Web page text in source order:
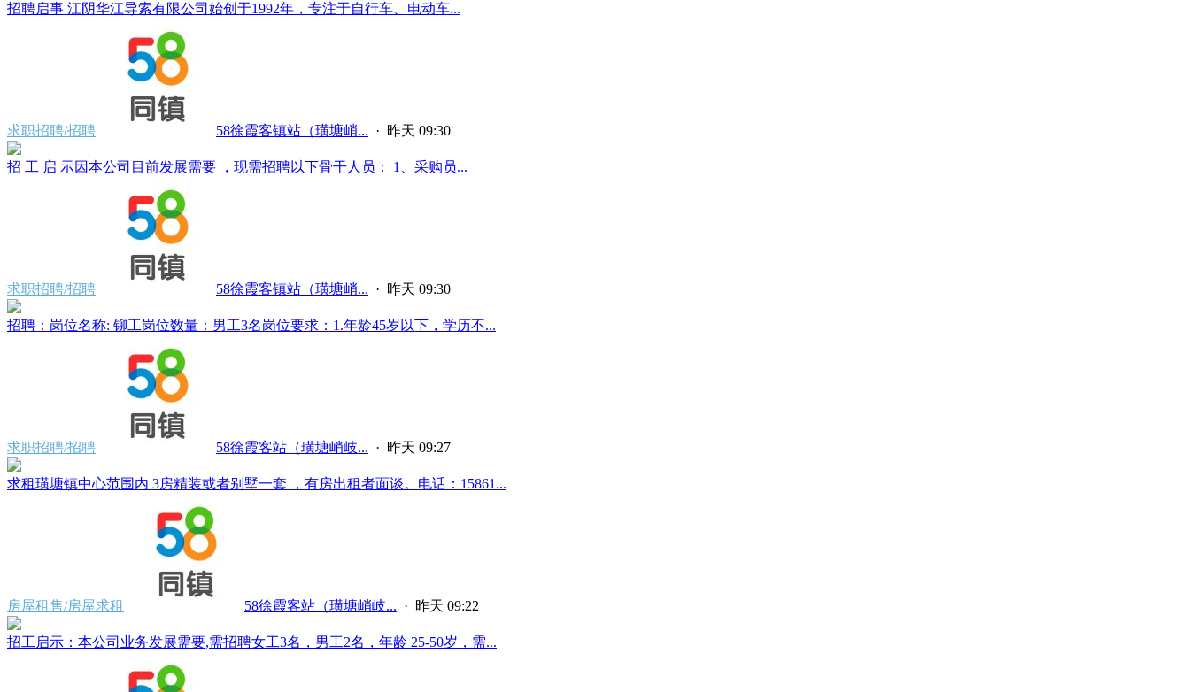
招聘启事 江阴华江导索有限公司始创于1992年，专注于自行车、电动车...
求职招聘/招聘 58徐霞客镇站（璜塘峭... · 昨天 09:30
招 工 启 示因本公司目前发展需要 ，现需招聘以下骨干人员： 1、采购员...
求职招聘/招聘 58徐霞客镇站（璜塘峭... · 昨天 09:30
招聘：岗位名称: 铆工岗位数量：男工3名岗位要求：1.年龄45岁以下，学历不...
求职招聘/招聘 58徐霞客站（璜塘峭岐... · 昨天 09:27
求租璜塘镇中心范围内 3房精装或者别墅一套 ，有房出租者面谈。电话：15861...
房屋租售/房屋求租 58徐霞客站（璜塘峭岐... · 昨天 09:22
招工启示：本公司业务发展需要,需招聘女工3名，男工2名，年龄 25-50岁，需...